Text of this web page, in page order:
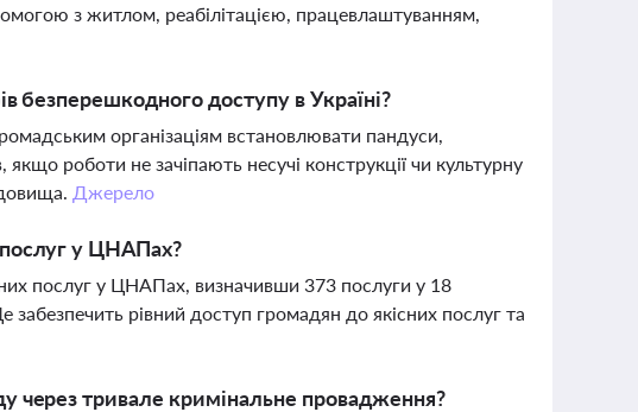
з житлом, реабілітацією, працевлаштуванням,
безперешкодного доступу в Україні?
організаціям встановлювати пандуси,
роботи не зачіпають несучі конструкції чи культурну
Джерело
у ЦНАПах?
послуг у ЦНАПах, визначивши 373 послуги у 18
забезпечить рівний доступ громадян до якісних послуг та
через тривале кримінальне провадження?